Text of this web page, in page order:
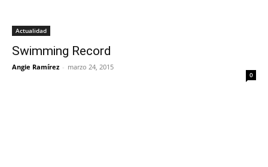
Actualidad
Swimming Record
Angie Ramírez - marzo 24, 2015
0